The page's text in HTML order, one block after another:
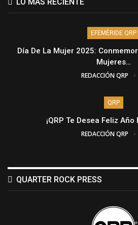
EFEMÉRIDE QRP
Día De La Mujer 2025:
Mujeres…
REDACCIÓN QRP
QRP
¡QRP Te Desea Feliz
REDACCIÓN QRP
QUARTER ROCK PRESS